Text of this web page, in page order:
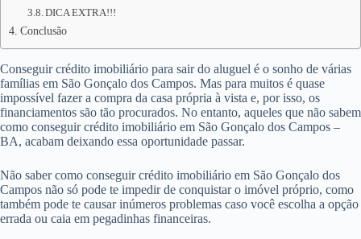
DICA EXTRA!!!
Conclusão
Conseguir crédito imobiliário para sair do aluguel é o sonho de várias
famílias em São Gonçalo dos Campos. Mas para muitos é quase
impossível fazer a compra da casa própria à vista e, por isso, os
financiamentos são tão procurados. No entanto, aqueles que não sabem
como conseguir crédito imobiliário em São Gonçalo dos Campos –
BA, acabam deixando essa oportunidade passar.
Não saber como conseguir crédito imobiliário em São Gonçalo dos
Campos não só pode te impedir de conquistar o imóvel próprio, como
também pode te causar inúmeros problemas caso você escolha a opção
errada ou caia em pegadinhas financeiras.